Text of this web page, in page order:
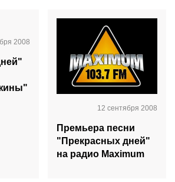
2008
12 сентября 2008
Премьера песни
"Прекрасных дней"
на радио Maximum